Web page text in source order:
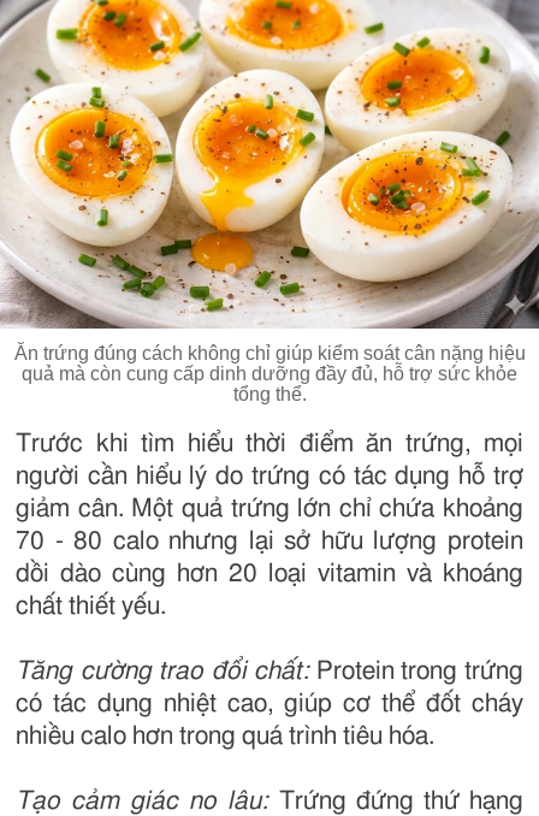
Ăn trứng đúng cách không chỉ giúp kiểm soát cân nặng hiệu
quả mà còn cung cấp dinh dưỡng đầy đủ, hỗ trợ sức khỏe
tổng thể.
Trước khi tìm hiểu thời điểm ăn trứng, mọi
người cần hiểu lý do trứng có tác dụng hỗ trợ
giảm cân. Một quả trứng lớn chỉ chứa khoảng
70 - 80 calo nhưng lại sở hữu lượng protein
dồi dào cùng hơn 20 loại vitamin và khoáng
chất thiết yếu.
Tăng cường trao đổi chất:Protein trong trứng
có tác dụng nhiệt cao, giúp cơ thể đốt cháy
nhiều calo hơn trong quá trình tiêu hóa.
Tạo cảm giác no lâu: Trứng đứng thứ hạng